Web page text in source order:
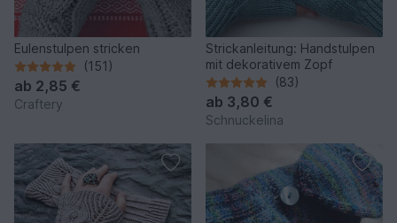
Eulenstulpen stricken
(151)
ab 2,85 €
Craftery
Strickanleitung: Handstulpen
mit dekorativem Zopf
(83)
ab 3,80 €
Schnuckelina